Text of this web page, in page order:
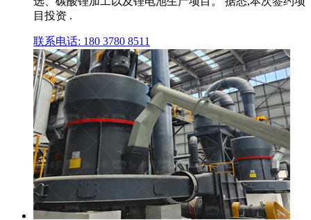
目投资 .
联系电话: 180 3780 8511